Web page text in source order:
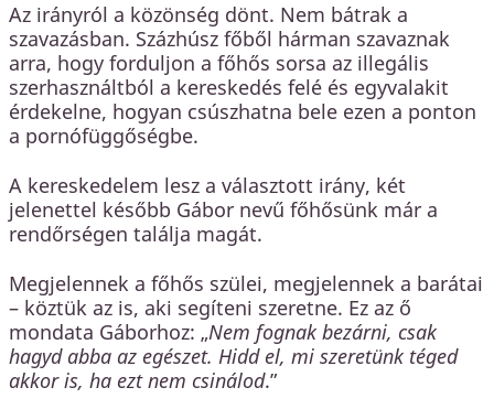
Az irányról a közönség dönt. Nem bátrak a
szavazásban. Százhúsz főből hárman szavaznak
arra, hogy forduljon a főhős sorsa az illegális
szerhasználtból a kereskedés felé és egyvalakit
érdekelne, hogyan csúszhatna bele ezen a ponton
a pornófüggőségbe.
A kereskedelem lesz a választott irány, két
jelenettel később Gábor nevű főhősünk már a
rendőrségen találja magát.
Megjelennek a főhős szülei, megjelennek a barátai
– köztük az is, aki segíteni szeretne. Ez az ő
mondata Gáborhoz: „Nem fognak bezárni, csak
hagyd abba az egészet. Hidd el, mi szeretünk téged
akkor is, ha ezt nem csinálod.”